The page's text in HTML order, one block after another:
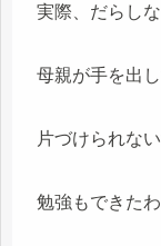
実際、だらしな
母親が手を出し
片づけられな
勉強もできた